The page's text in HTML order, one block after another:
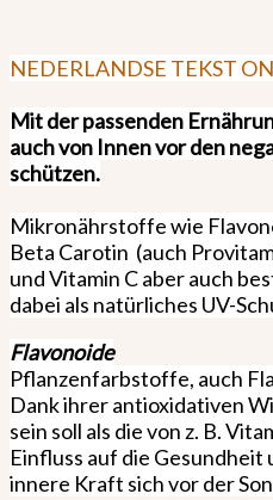
NEDERLANDSE TEKST
Mit der passenden
auch von Innen vor den
schützen.
Mikronährstoffe wie
Beta Carotin (auch
und Vitamin C aber auch
dabei als natürliches UV-
Flavonoide
Pflanzenfarbstoffe, auch
Dank ihrer antioxidativen
sein soll als die von z. B.
Einfluss auf die Gesundheit
innere Kraft sich vor der